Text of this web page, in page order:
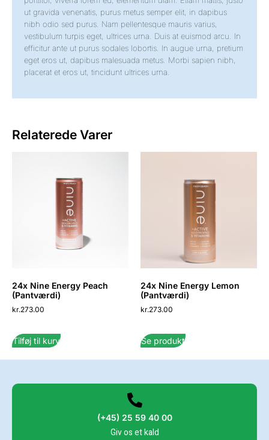
ut gravida venenatis, purus metus semper elit, in dapibus
nibh odio sed purus. Nam pellentesque mauris varius,
vestibulum turpis eget, ultrices urna. Duis at euismod arcu. In
efficitur ante ut purus sodales lobortis. In augue urna, pretium
eget eros ut, dapibus malesuada metus. Morbi sapien nibh,
placerat et eros ut, tincidunt ultrices urna.
Relaterede Varer
24x Nine Energy Peach
(Pantværdi)
kr.273.00
Tilføj til kurv
24x Nine Energy Lemon
(Pantværdi)
kr.273.00
Se produkt
(+45) 25 59 40 00
Giv os et kald